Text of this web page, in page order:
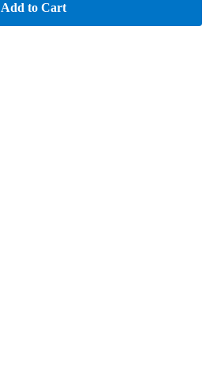
Add to Cart